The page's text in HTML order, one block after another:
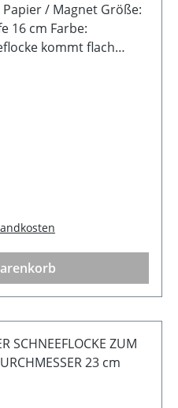
Papier / Magnet Größe:
16 cm Farbe:
kommt flach
volle Pracht. Dank